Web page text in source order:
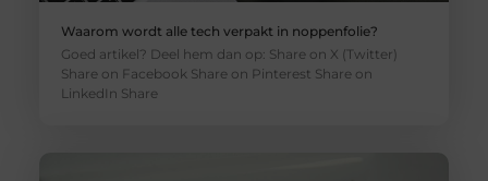
Waarom wordt alle tech verpakt in noppenfolie?
Goed artikel? Deel hem dan op: Share on X (Twitter)
Share on Facebook Share on Pinterest Share on
LinkedIn Share